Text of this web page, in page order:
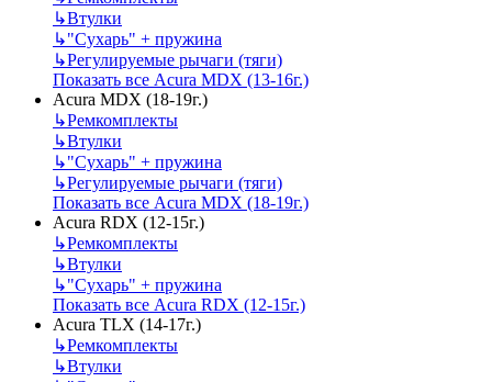
↳Втулки
↳"Сухарь" + пружина
↳Регулируемые рычаги (тяги)
Показать все Acura MDX (13-16г.)
Acura MDX (18-19г.)
↳Ремкомплекты
↳Втулки
↳"Сухарь" + пружина
↳Регулируемые рычаги (тяги)
Показать все Acura MDX (18-19г.)
Acura RDX (12-15г.)
↳Ремкомплекты
↳Втулки
↳"Сухарь" + пружина
Показать все Acura RDX (12-15г.)
Acura TLX (14-17г.)
↳Ремкомплекты
↳Втулки